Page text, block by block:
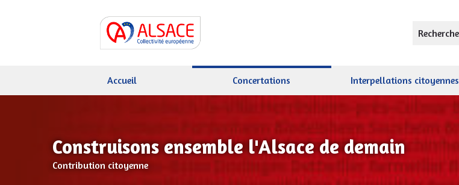
Rechercher
Accueil Concertations Interpellations citoyennes
Construisons ensemble l'Alsace de demain
Contribution citoyenne